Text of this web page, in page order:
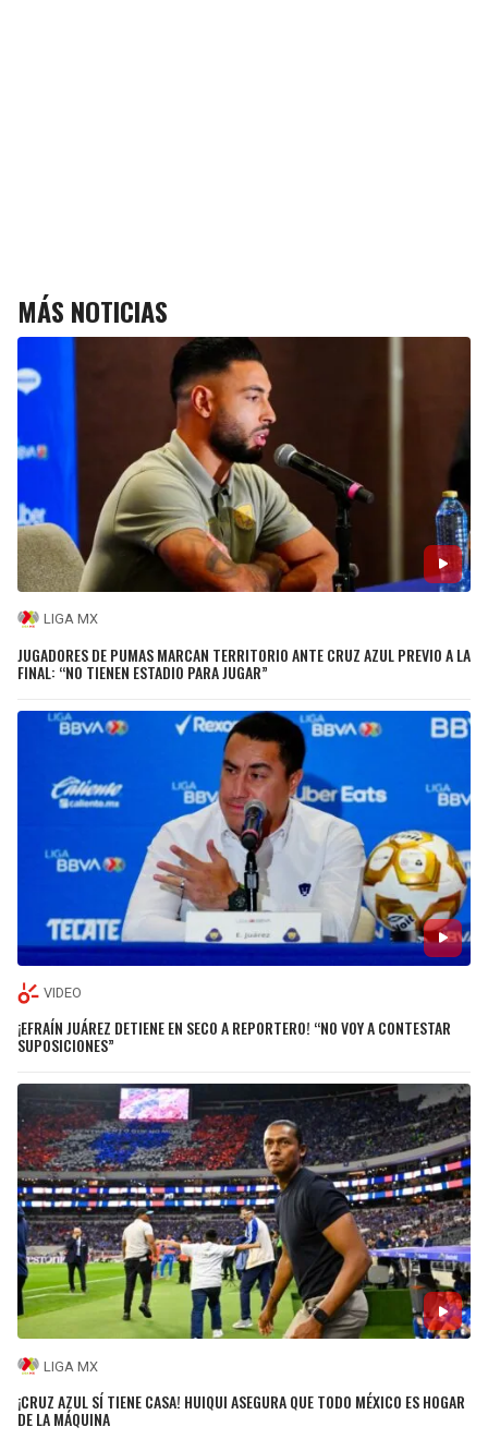
MÁS NOTICIAS
LIGA MX
JUGADORES DE PUMAS MARCAN TERRITORIO ANTE CRUZ AZUL PREVIO A LA
FINAL: “NO TIENEN ESTADIO PARA JUGAR”
VIDEO
¡EFRAÍN JUÁREZ DETIENE EN SECO A REPORTERO! “NO VOY A CONTESTAR
SUPOSICIONES”
LIGA MX
¡CRUZ AZUL SÍ TIENE CASA! HUIQUI ASEGURA QUE TODO MÉXICO ES HOGAR
DE LA MÁQUINA